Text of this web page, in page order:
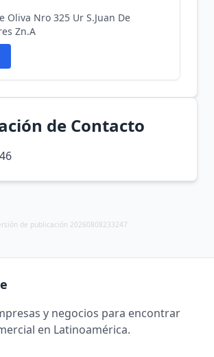
Oliva Nro 325 Ur S.Juan De
Zn.A
de Contacto
de publicación 20260808233247
y negocios para encontrar
en Latinoamérica.